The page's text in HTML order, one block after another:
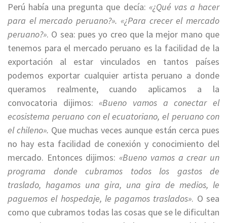
Perú había una pregunta que decía: «¿Qué vas a hacer
para el mercado peruano?». «¿Para crecer el mercado
peruano?». O sea: pues yo creo que la mejor mano que
tenemos para el mercado peruano es la facilidad de la
exportación al estar vinculados en tantos países
podemos exportar cualquier artista peruano a donde
queramos realmente, cuando aplicamos a la
convocatoria dijimos:«Bueno vamos a conectar el
ecosistema peruano con el ecuatoriano, el peruano con
el chileno». Que muchas veces aunque están cerca pues
no hay esta facilidad de conexión y conocimiento del
mercado. Entonces dijimos:«Bueno vamos a crear un
programa donde cubramos todos los gastos de
traslado, hagamos una gira, una gira de medios, le
paguemos el hospedaje, le pagamos traslados». O sea
como que cubramos todas las cosas que se le dificultan